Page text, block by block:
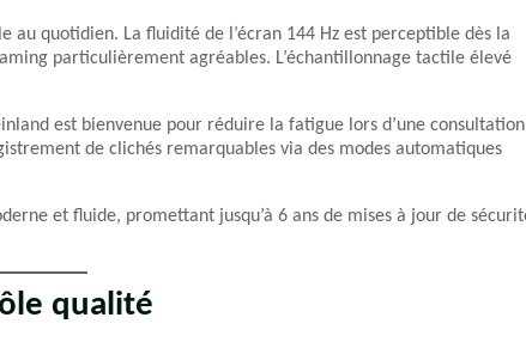
au quotidien. La fluidité de l’écran 144 Hz est perceptible dès la
particulièrement agréables. L’échantillonnage tactile élevé
est bienvenue pour réduire la fatigue lors d’une consultation
de clichés remarquables via des modes automatiques
et fluide, promettant jusqu’à 6 ans de mises à jour de
qualité